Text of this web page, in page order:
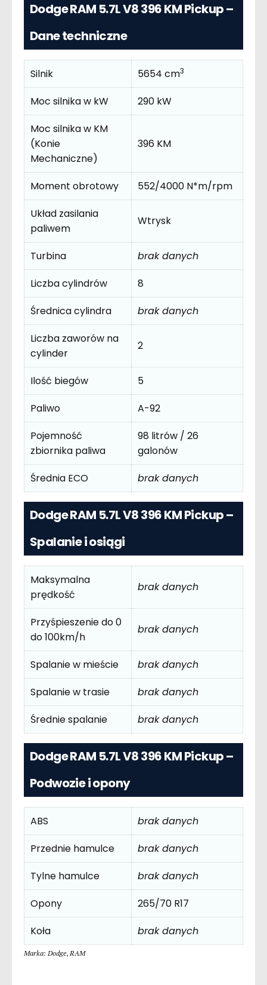
Dodge RAM 5.7L V8 396 KM Pickup –
Dane techniczne
Silnik 5654 cm3
Moc silnika w kW
290 kW
Moc silnika w KM
(Konie
Mechaniczne)
396 KM
Moment obrotowy
552/4000 N*m/rpm
Układ zasilania
paliwem
Wtrysk
Turbina
brak danych
Liczba cylindrów
8
Średnica cylindra
brak danych
Liczba zaworów na
cylinder
2
Ilość biegów
5
Paliwo
A-92
Pojemność
zbiornika paliwa
98 litrów / 26
galonów
Średnia ECO
brak danych
Dodge RAM 5.7L V8 396 KM Pickup –
Spalanie i osiągi
Maksymalna
prędkość
brak danych
Przyśpieszenie do 0
do 100km/h
brak danych
Spalanie w mieście
brak danych
Spalanie w trasie
brak danych
Średnie spalanie
brak danych
Dodge RAM 5.7L V8 396 KM Pickup –
Podwozie i opony
ABS
brak danych
Przednie hamulce
brak danych
Tylne hamulce
brak danych
Opony
265/70 R17
Koła
brak danych
Marka: Dodge, RAM